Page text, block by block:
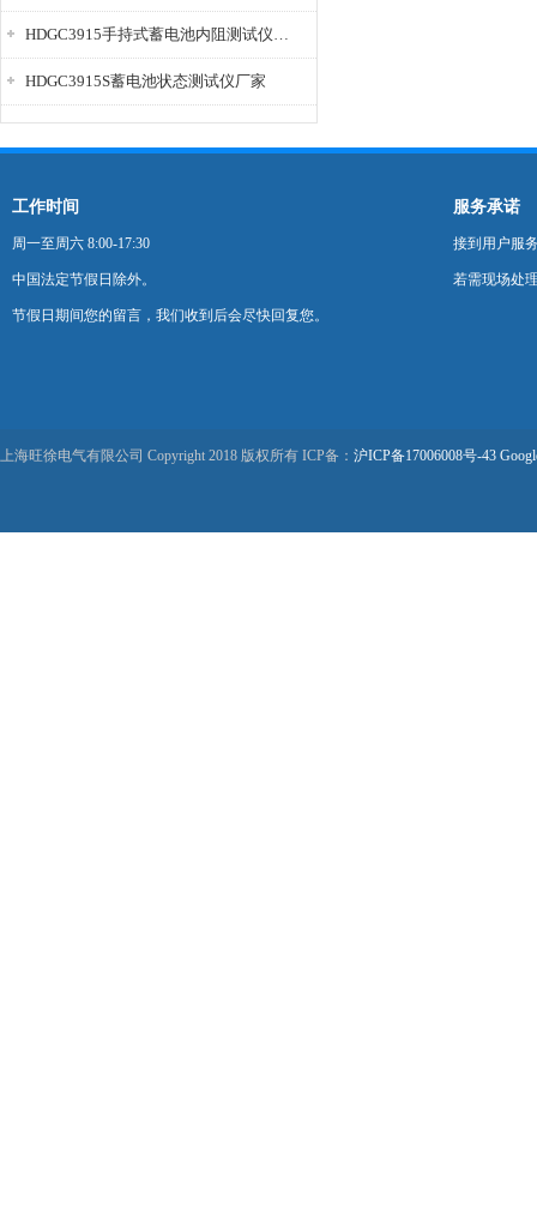
HDGC3915手持式蓄电池内阻测试仪厂家
HDGC3915S蓄电池状态测试仪厂家
工作时间
周一至周六 8:00-17:30
中国法定节假日除外。
节假日期间您的留言，我们收到后会尽快回复您。
服务承诺
接到用户服
若需现场处
上海旺徐电气有限公司 Copyright 2018 版权所有 ICP备： 沪ICP备17006008号-43